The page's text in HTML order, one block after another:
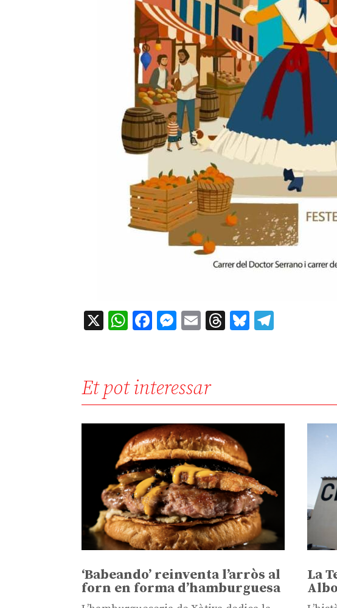
X WhatsApp
Facebook
Messenger
EmailThreads
Bluesky
Et pot interessar
‘Babeando’ reinventa l’arròs al
forn en forma d’hamburguesa
La